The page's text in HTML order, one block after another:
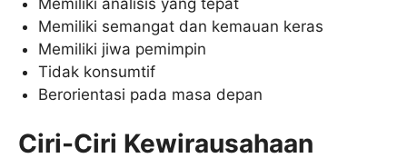
Memiliki semangat dan kemauan keras
Memiliki jiwa pemimpin
Tidak konsumtif
Berorientasi pada masa depan
Ciri-Ciri Kewirausahaan